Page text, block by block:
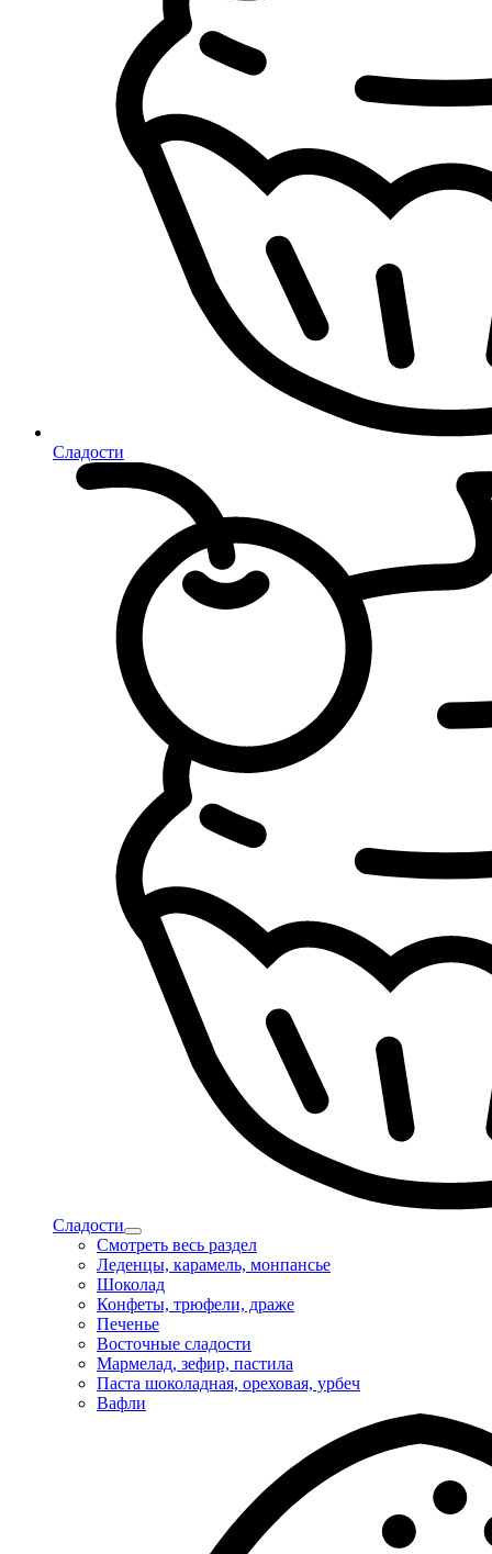
Сладости
Сладости
Смотреть весь раздел
Леденцы, карамель, монпансье
Шоколад
Конфеты, трюфели, драже
Печенье
Восточные сладости
Мармелад, зефир, пастила
Паста шоколадная, ореховая, урбеч
Вафли